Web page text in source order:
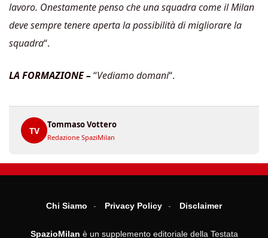
lavoro. Onestamente penso che una squadra come il Milan
deve sempre tenere aperta la possibilità di migliorare la
squadra“.
LA FORMAZIONE –“Vediamo domani“.
TV
Tommaso Vottero
Redazione SpaziMilan
Chi Siamo Privacy Policy Disclaimer
SpazioMilan è un supplemento editoriale della Testata